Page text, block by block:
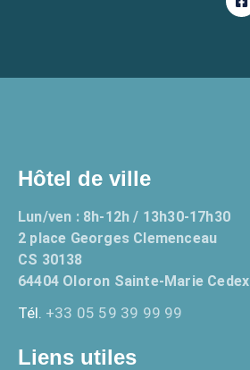
Hôtel de ville
Lun/ven : 8h-12h / 13h30-17h30
2 place Georges Clemenceau
CS 30138
64404 Oloron Sainte-Marie Cedex
Tél. +33 05 59 39 99 99
Liens utiles